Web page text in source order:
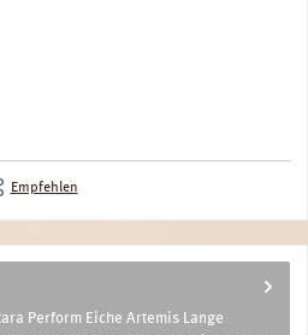
Empfehlen
Perform Eiche Artemis Lange